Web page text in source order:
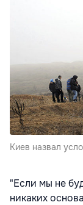
Киев назвал
"Если мы не
никаких